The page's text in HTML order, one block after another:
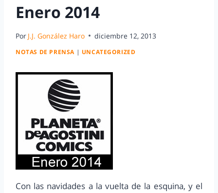
Enero 2014
Por J.J. González Haro diciembre 12, 2013
NOTAS DE PRENSA | UNCATEGORIZED
Con las navidades a la vuelta de la esquina, y el